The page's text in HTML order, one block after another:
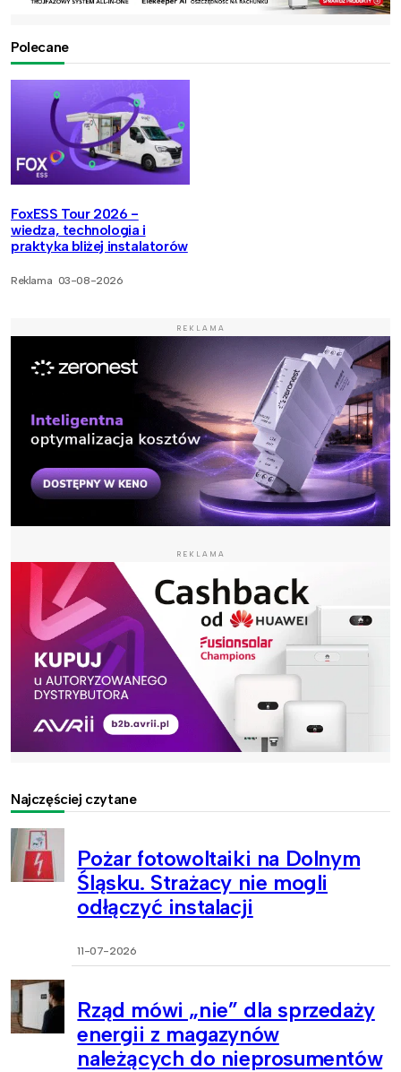
Polecane
FoxESS Tour 2026 -
wiedza, technologia i
praktyka bliżej instalatorów
Reklama 03-08-2026
REKLAMA
REKLAMA
Najczęściej czytane
Pożar fotowoltaiki na Dolnym
Śląsku. Strażacy nie mogli
odłączyć instalacji
11-07-2026
Rząd mówi „nie” dla sprzedaży
energii z magazynów
należących do nieprosumentów